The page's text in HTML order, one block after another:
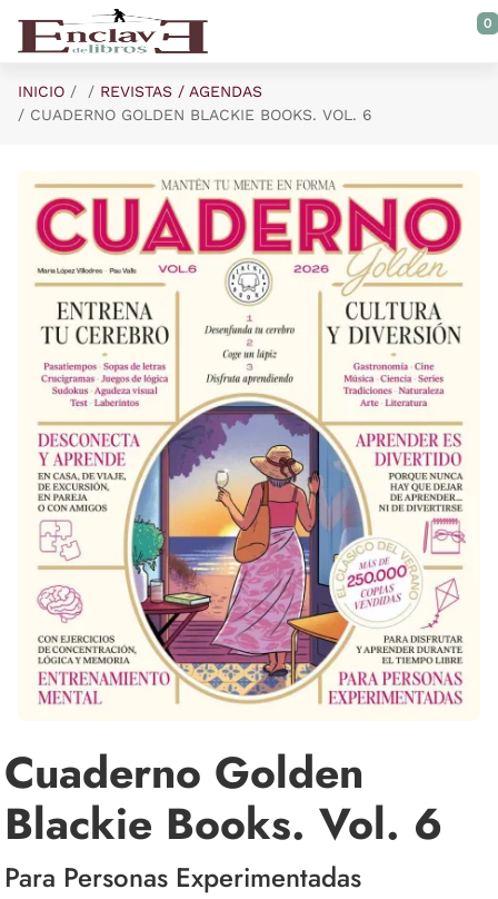
Saltar al contenido principal
0
INICIO
REVISTAS / AGENDAS
CUADERNO GOLDEN BLACKIE BOOKS. VOL. 6
Cuaderno Golden
Blackie Books. Vol. 6
Para Personas Experimentadas